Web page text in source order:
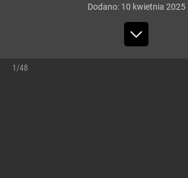
Dodano: 10 kwietnia 2025